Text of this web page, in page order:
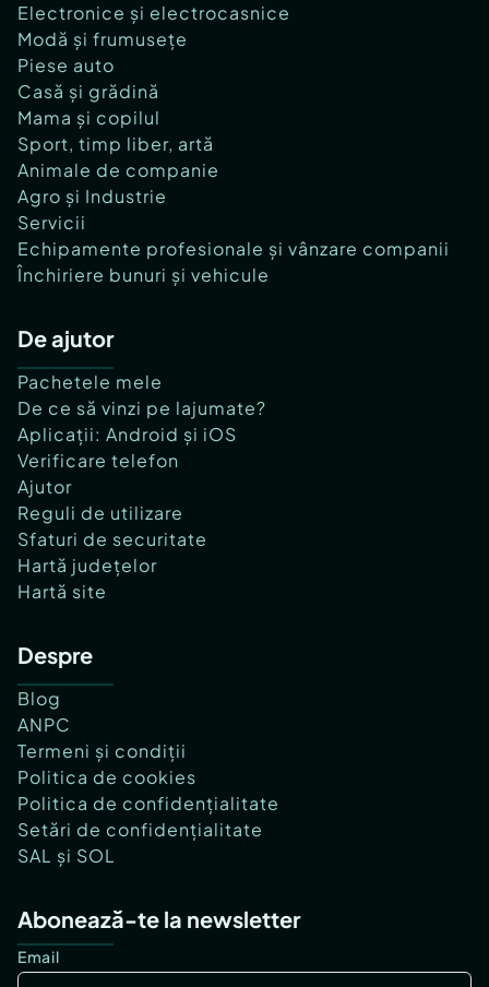
Electronice și electrocasnice
Modă și frumusețe
Piese auto
Casă și grădină
Mama și copilul
Sport, timp liber, artă
Animale de companie
Agro și Industrie
Servicii
Echipamente profesionale și vânzare companii
Închiriere bunuri și vehicule
De ajutor
Pachetele mele
De ce să vinzi pe lajumate?
Aplicații: Android și iOS
Verificare telefon
Ajutor
Reguli de utilizare
Sfaturi de securitate
Hartă județelor
Hartă site
Despre
Blog
ANPC
Termeni și condiții
Politica de cookies
Politica de confidențialitate
Setări de confidențialitate
SAL și SOL
Abonează-te la newsletter
Email